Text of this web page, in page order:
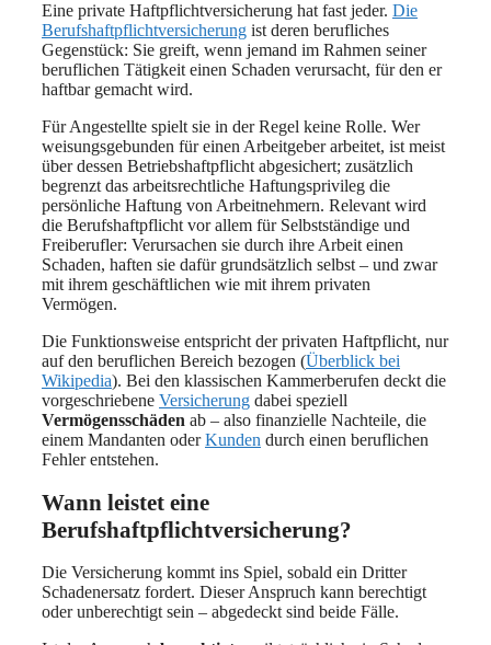
Eine private Haftpflichtversicherung hat fast jeder. Die
Berufshaftpflichtversicherung ist deren berufliches
Gegenstück: Sie greift, wenn jemand im Rahmen seiner
beruflichen Tätigkeit einen Schaden verursacht, für den er
haftbar gemacht wird.
Für Angestellte spielt sie in der Regel keine Rolle. Wer
weisungsgebunden für einen Arbeitgeber arbeitet, ist meist
über dessen Betriebshaftpflicht abgesichert; zusätzlich
begrenzt das arbeitsrechtliche Haftungsprivileg die
persönliche Haftung von Arbeitnehmern. Relevant wird
die Berufshaftpflicht vor allem für Selbstständige und
Freiberufler: Verursachen sie durch ihre Arbeit einen
Schaden, haften sie dafür grundsätzlich selbst – und zwar
mit ihrem geschäftlichen wie mit ihrem privaten
Vermögen.
Die Funktionsweise entspricht der privaten Haftpflicht, nur
auf den beruflichen Bereich bezogen (Überblick bei
Wikipedia). Bei den klassischen Kammerberufen deckt die
vorgeschriebene Versicherung dabei speziell
Vermögensschäden ab – also finanzielle Nachteile, die
einem Mandanten oderKunden durch einen beruflichen
Fehler entstehen.
Wann leistet eine
Berufshaftpflichtversicherung?
Die Versicherung kommt ins Spiel, sobald ein Dritter
Schadenersatz fordert. Dieser Anspruch kann berechtigt
oder unberechtigt sein – abgedeckt sind beide Fälle.